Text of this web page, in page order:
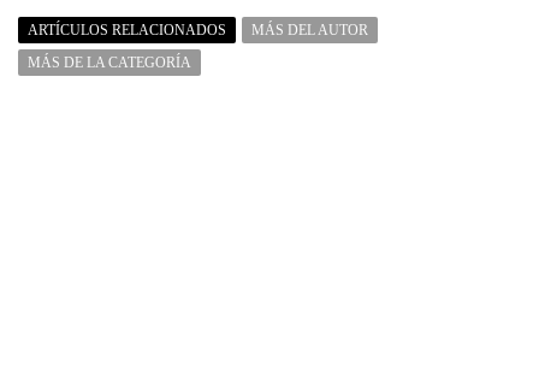
ARTÍCULOS RELACIONADOS
MÁS DEL AUTOR
MÁS DE LA CATEGORÍA